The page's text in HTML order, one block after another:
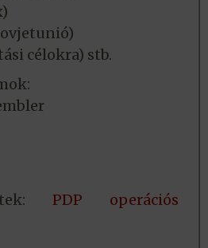
célokra) stb.
PDP operációs